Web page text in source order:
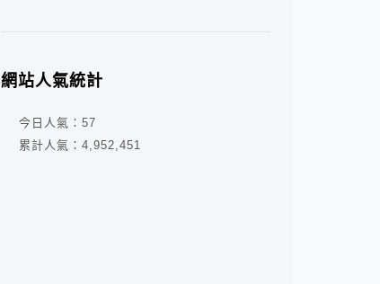
網站人氣統計
今日人氣： 57
累計人氣： 4,952,451